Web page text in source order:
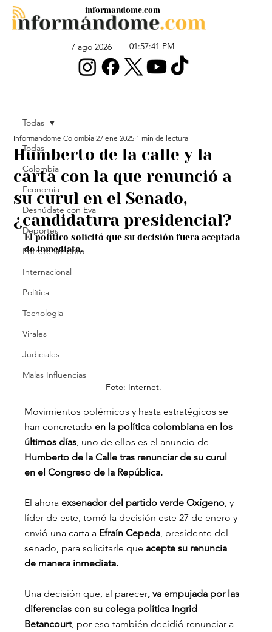
7 ago 2026 01:57:41 PM
informandome.com
Todas
Colombia
Economía
Desnúdate con Eva
Deportes
Entretenimiento
Internacional
Política
Tecnología
Virales
Judiciales
Malas Influencias
Todas
Humberto de la calle y la
carta con la que renunció a
su curul en el Senado,
¿candidatura presidencial?
Informandome Colombia 27 ene 2025 1 min de lectura
El político solicitó que su decisión fuera aceptada
de inmediato.
Foto: Internet.
Movimientos polémicos y hasta estratégicos se
han concretado en la política colombiana en los
últimos días , uno de ellos es el anuncio de
Humberto de la Calle tras renunciar de su curul
en el Congreso de la República.
El ahora exsenador del partido verde Oxígeno , y
líder de este, tomó la decisión este 27 de enero y
envió una carta a Efraín Cepeda , presidente del
senado, para solicitarle que acepte su renuncia
de manera inmediata.
Una decisión que, al parecer, va empujada por las
diferencias con su colega política Ingrid
Betancourt, por eso también decidió renunciar a